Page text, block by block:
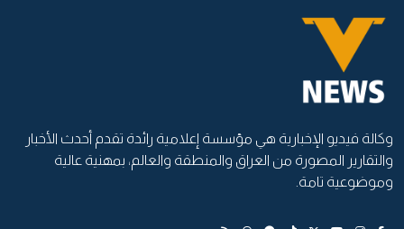
وكالة فيديو الإخبارية هي مؤسسة إعلامية رائدة تقدم أحدث الأخبار
والتقارير المصورة من العراق والمنطقة والعالم، بمهنية عالية
وموضوعية تامة.